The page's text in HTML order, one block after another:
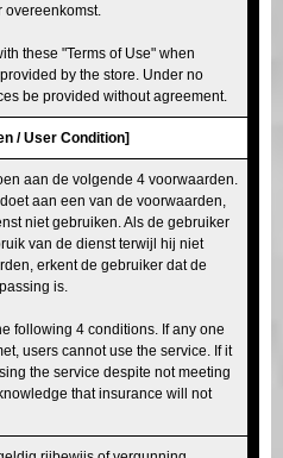
these "Terms of Use" when
by the store. Under no
be provided without agreement.
/ User Condition]
aan de volgende 4 voorwaarden.
aan een van de voorwaarden,
niet gebruiken. Als de gebruiker
van de dienst terwijl hij niet
erkent de gebruiker dat de
is.
following 4 conditions. If any one
users cannot use the service. If it
the service despite not meeting
that insurance will not